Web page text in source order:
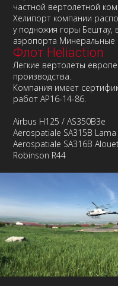
частной вертолетной
Хелипорт компании
у подножия горы Бештау,
аэропорта Минеральные
Флот Heliaction
Легкие вертолеты
производства.
Компания имеет
работ АР16-14-86.
Airbus H125 / AS350B3e
Aerospatiale SA315B Lama
Aerospatiale SA316B
Robinson R44